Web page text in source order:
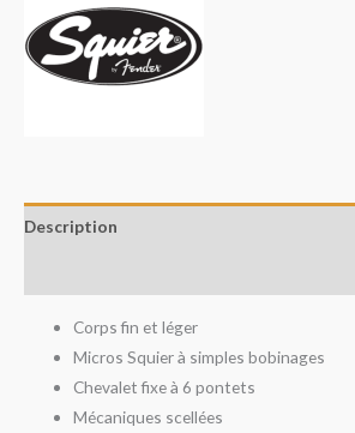
Description
Corps fin et léger
Micros Squier à simples bobinages
Chevalet fixe à 6 pontets
Mécaniques scellées